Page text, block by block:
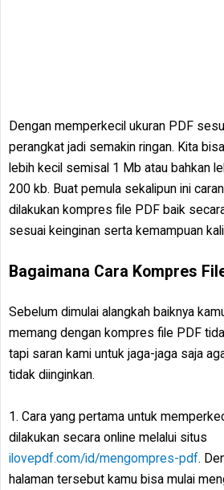
Dengan memperkecil ukuran PDF
perangkat jadi semakin ringan. Kita
lebih kecil semisal 1 Mb atau bahkan
200 kb. Buat pemula sekalipun ini
dilakukan kompres file PDF baik
sesuai keinginan serta kemampuan
Bagaimana Cara Kompres
Sebelum dimulai alangkah baiknya
memang dengan kompres file PDF
tapi saran kami untuk jaga-jaga saja
tidak diinginkan.
1. Cara yang pertama untuk
dilakukan secara online melalui situs
ilovepdf.com/id/mengompres-pdf.
halaman tersebut kamu bisa mulai